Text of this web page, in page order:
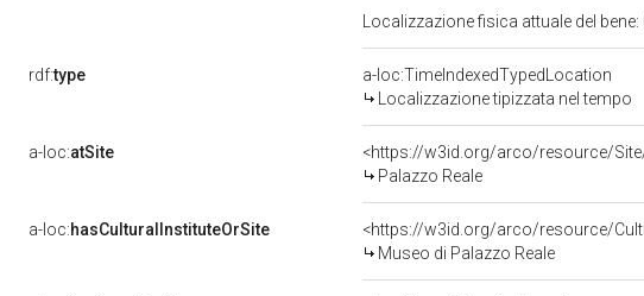
Localizzazione fisica attuale del
rdf:type
a-loc:TimeIndexedTypedLocation
Localizzazione tipizzata nel tempo
a-loc:atSite
<https://w3id.org/arco/resource/
Palazzo Reale
a-loc:hasCulturalInstituteOrSite
<https://w3id.org/arco/resource/
Museo di Palazzo Reale